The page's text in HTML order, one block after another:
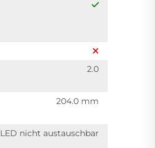
2.0
204.0 mm
LED nicht austauschbar